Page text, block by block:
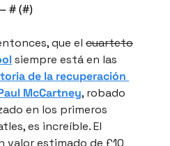
# (#)
que el cuarteto
siempre está en las
de la recuperación
McCartney, robado
en los primeros
es increíble. El
valor estimado de £10